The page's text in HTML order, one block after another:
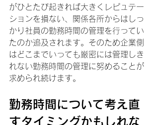
がひとたび起きれば大きくレピュテー
ションを損ない、関係各所からはしっ
かり社員の勤務時間の管理を行ってい
たのか追及されます。そのため企業側
はどこまでいっても厳密には管理しき
れない勤務時間の管理に努めることが
求められ続けます。
勤務時間について考え直
すタイミングかもしれな